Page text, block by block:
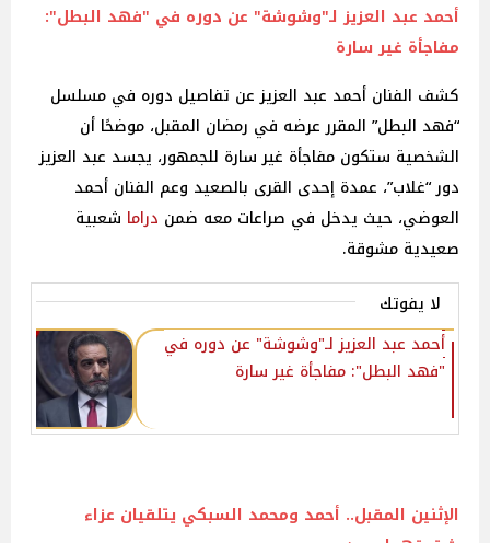
أحمد عبد العزيز لـ"وشوشة" عن دوره في "فهد البطل":
مفاجأة غير سارة
كشف الفنان أحمد عبد العزيز عن تفاصيل دوره في مسلسل
“فهد البطل” المقرر عرضه في رمضان المقبل، موضحًا أن
الشخصية ستكون مفاجأة غير سارة للجمهور، يجسد عبد العزيز
دور “غلاب”، عمدة إحدى القرى بالصعيد وعم الفنان أحمد
العوضي، حيث يدخل في صراعات معه ضمن دراما شعبية
صعيدية مشوقة.
لا يفوتك
أحمد عبد العزيز لـ"وشوشة" عن دوره في
"فهد البطل": مفاجأة غير سارة
الإثنين المقبل.. أحمد ومحمد السبكي يتلقيان عزاء